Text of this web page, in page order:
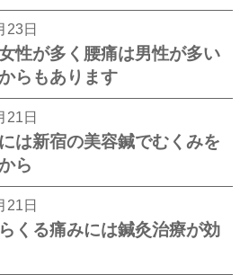
23日
性が多く腰痛は男性が多い
らもあります
21日
は新宿の美容鍼でむくみを
ら
21日
くる痛みには鍼灸治療が効